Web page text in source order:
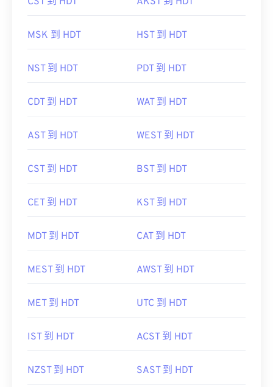
MSK 到 HDT HST 到 HDT
NST 到 HDT PDT 到 HDT
CDT 到 HDT WAT 到 HDT
AST 到 HDT WEST 到 HDT
CST 到 HDT BST 到 HDT
CET 到 HDT KST 到 HDT
MDT 到 HDT CAT 到 HDT
MEST 到 HDT AWST 到 HDT
MET 到 HDT UTC 到 HDT
IST 到 HDT ACST 到 HDT
NZST 到 HDT SAST 到 HDT